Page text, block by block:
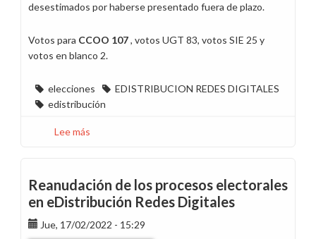
desestimados por haberse presentado fuera de plazo.
Votos para CCOO 107, votos UGT 83, votos SIE 25 y
votos en blanco 2.
elecciones
EDISTRIBUCION REDES DIGITALES
edistribución
Lee más
las
elecciones
sindicales
en
Reanudación de los procesos electorales
en eDistribución Redes Digitales
Jue, 17/02/2022 - 15:29